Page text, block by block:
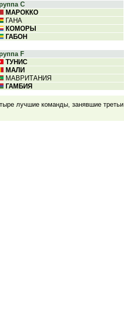
C
МАРОККО
ГАНА
КОМОРЫ
ГАБОН
F
ТУНИС
МАЛИ
МАВРИТАНИЯ
ГАМБИЯ
лучшие команды, занявшие третьи